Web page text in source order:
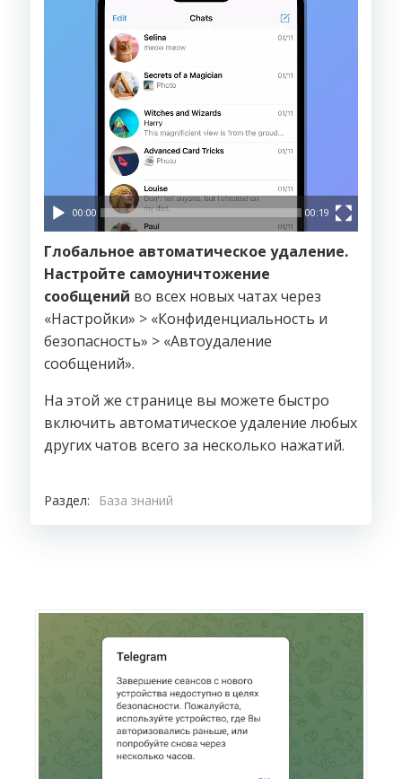
00:00 00:19
Глобальное автоматическое удаление.
Настройте самоуничтожение
сообщений во всех новых чатах через
«Настройки» > «Конфиденциальность и
безопасность» > «Автоудаление
сообщений».
На этой же странице вы можете быстро
включить автоматическое удаление любых
других чатов всего за несколько нажатий.
Раздел: База знаний